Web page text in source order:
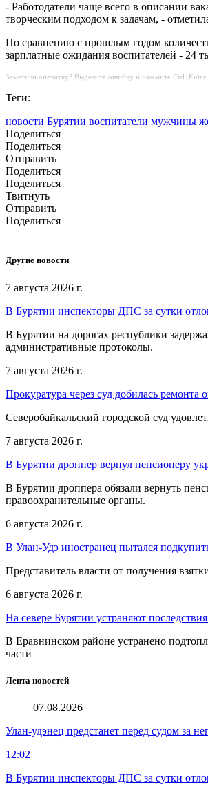
- Работодатели чаще всего в описании
творческим подходом к задачам, -
По сравнению с прошлым годом
зарплатные ожидания воспитателей - 24
Заметили опечатку? Выделите ошибку и нажмите Ctrl+Enter.
Теги:
новости Бурятии воспитатели мужчины
Поделиться
Поделиться
Отправить
Поделиться
Поделиться
Твитнуть
Отправить
Поделиться
Другие новости
7 августа 2026 г.
В Бурятии инспекторы ДПС за сутки
В Бурятии на дорогах республики
административные протоколы.
7 августа 2026 г.
Прокуратура через суд добилась ремонта
Северобайкальский городской суд
7 августа 2026 г.
В Бурятии дроппер вернул пенсионеру
В Бурятии дроппера обязали вернуть
правоохранительные органы.
6 августа 2026 г.
В Улан-Удэ иностранец пытался
Представитель власти от получения
6 августа 2026 г.
На севере Бурятии устраняют
В Еравнинском районе устранено
части
Лента новостей
07.08.2026
Улан-удэнец предстанет перед судом за
12:02
В Бурятии инспекторы ДПС за сутки